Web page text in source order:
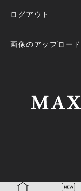
ログアウト
画像のアップロード